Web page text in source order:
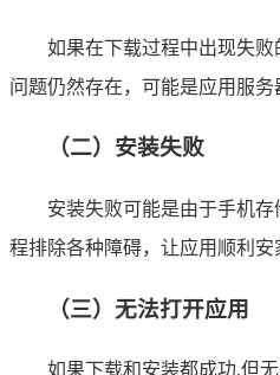
如果在下载过程中出现失
问题仍然存在，可能是应用服
（二）安装失败
安装失败可能是由于手机
程排除各种障碍，让应用顺利安
（三）无法打开应用
如果下载和安装都成功,但